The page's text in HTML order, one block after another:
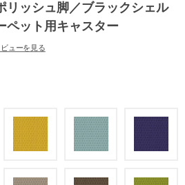
リッシュ脚／ブラックシェル
ペット用キャスター
ューを見る